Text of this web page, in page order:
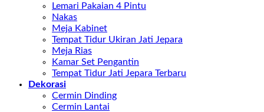
Lemari Pakaian 4 Pintu
Nakas
Meja Kabinet
Tempat Tidur Ukiran Jati Jepara
Meja Rias
Kamar Set Pengantin
Tempat Tidur Jati Jepara Terbaru
Dekorasi
Cermin Dinding
Cermin Lantai